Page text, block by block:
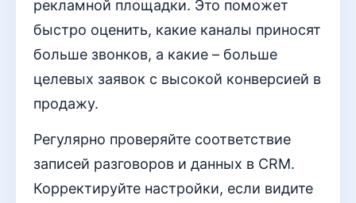
рекламной площадки. Это поможет
быстро оценить, какие каналы приносят
больше звонков, а какие – больше
целевых заявок с высокой конверсией в
продажу.
Регулярно проверяйте соответствие
записей разговоров и данных в CRM.
Корректируйте настройки, если видите